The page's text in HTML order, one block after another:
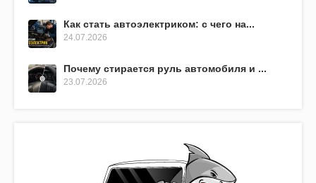
Как стать автоэлектриком: с чего на...
24.07.2026
Почему стирается руль автомобиля и ...
23.07.2026